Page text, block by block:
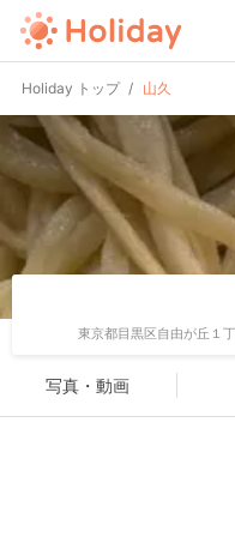
Holiday トップ 山久
東京都目黒区自由が丘１
写真・動画